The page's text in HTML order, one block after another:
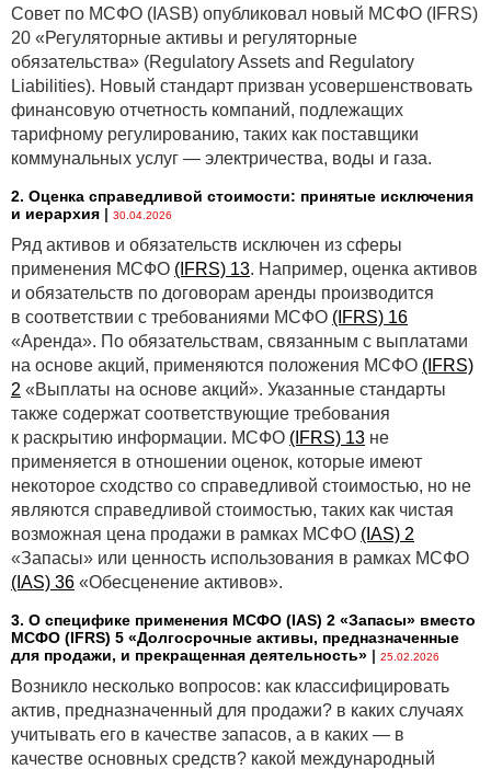
Уменьшен с 10 до 2 БВ размер штрафа за
нарушение работодателем срока регистрации
в Белгосстрахе. Штраф за первое нарушение —
непредставление или несвоевременное
представление работодателем отчета о средствах
по обязательному страхованию от несчастных
случаев на производстве и профессиональных
заболеваний — составит 2 БВ вместо 10 БВ. За
повторное такое нарушение в течение 5 лет штраф
будет 10 БВ.
«Автогражданка»: новое в ОСАГО, «синих
картах» и европротоколе
Возрастут лимиты ответственности по
обязательному страхованию гражданской
ответственности владельцев транспортных средств.
Лимит ответственности — это сумма, в пределах
которой страховая компания обязана произвести
страховую выплату за вред от ДТП. Теперь они
будут в базовых величинах, а не в евро:
§ 1 150 БВ (48 300 бел. руб.) — за вред жизни или
здоровью потерпевшего. Из них не более 460 БВ (19
320 бел. руб.) идет на возмещение расходов по
погребению потерпевшего;
§ 1 150 БВ — за вред имуществу потерпевших;
§ 1 150 БВ — за вред транспортному средству,
застрахованному по договору комплексного
внутреннего страхования.
Сейчас это соответственно 10 000 евро и 4 000 евро.
На 21.03.2025 это 33 900 и 13 560 бел. руб. Размеры
Совет по МСФО (IASB) опубликовал новый МСФО (IFRS)
20 «Регуляторные активы и регуляторные
обязательства» (Regulatory Assets and Regulatory
Liabilities). Новый стандарт призван усовершенствовать
финансовую отчетность компаний, подлежащих
тарифному регулированию, таких как поставщики
коммунальных услуг — электричества, воды и газа.
2. Оценка справедливой стоимости: принятые исключения
и иерархия | 30.04.2026
Ряд активов и обязательств исключен из сферы
применения МСФО (IFRS) 13. Например, оценка активов
и обязательств по договорам аренды производится
в соответствии с требованиями МСФО (IFRS) 16
«Аренда». По обязательствам, связанным с выплатами
на основе акций, применяются положения МСФО (IFRS)
2 «Выплаты на основе акций». Указанные стандарты
также содержат соответствующие требования
к раскрытию информации. МСФО (IFRS) 13 не
применяется в отношении оценок, которые имеют
некоторое сходство со справедливой стоимостью, но не
являются справедливой стоимостью, таких как чистая
возможная цена продажи в рамках МСФО (IAS) 2
«Запасы» или ценность использования в рамках МСФО
(IAS) 36 «Обесценение активов».
3. О специфике применения МСФО (IАS) 2 «Запасы» вместо
МСФО (IFRS) 5 «Долгосрочные активы, предназначенные
для продажи, и прекращенная деятельность» | 25.02.2026
Возникло несколько вопросов: как классифицировать
актив, предназначенный для продажи? в каких случаях
учитывать его в качестве запасов, а в каких — в
качестве основных средств? какой международный